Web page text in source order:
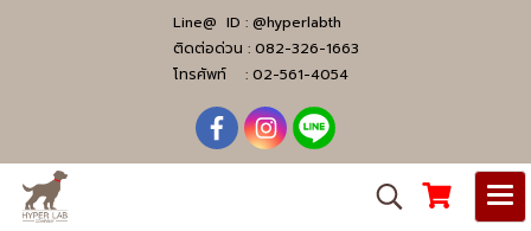
Line@ ID : @hyperlabth
ติดต่อด่วน : 082-326-1663
โทรศัพท์ : 02-561-4054